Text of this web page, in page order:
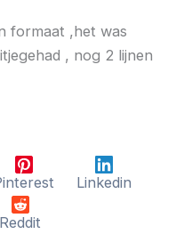
formaat ,het was
, nog 2 lijnen
Linkedin
Reddit